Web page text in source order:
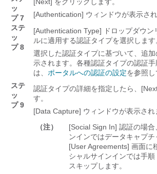
ッ
プ 7
[Authentication] ウィンドウが表示され
ステ
ッ
プ 8
[Authentication Type] ドロップダウン
ルに適用する認証タイプを選択します
選択した認証タイプに基づいて、追
示されます。各種認証タイプの認証
は、 ポータルへの認証の設定を参照し
ステ
ッ
プ 9
認証タイプの詳細を指定したら、
す。
[Data Capture] ウィンドウが表示され
（注）
[Social Sign In] 認証の場合
ンインではデータキャプチ
[User Agreements] 画面に
シャルサインインでは手
スキップします。